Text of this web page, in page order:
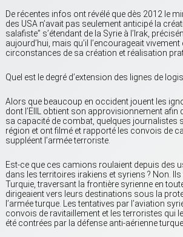
De récentes infos ont révélé que dès 2012 le
des USA n’avait pas seulement anticipé la
salafiste” s’étendant de la Syrie à l’Irak,
aujourd’hui, mais qu’il l’encourageait
circonstances de sa création et réalisation
Quel est le degré d’extension des lignes de
Alors que beaucoup en occident jouent les
dont l’EIIL obtient son approvisionnement afin
sa capacité de combat, quelques journalistes
région et ont filmé et rapporté les convois de
suppléent l’armée terroriste.
Est-ce que ces camions roulaient depuis des
dans les territoires irakiens et syriens ? Non. Ils
Turquie, traversant la frontière syrienne en
dirigeaient vers leurs destinations sous la
l’armée turque. Les tentatives par l’aviation
convois de ravitaillement et les terroristes qui
été contrées par la défense anti-aérienne